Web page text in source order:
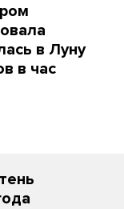
в Луну
в час